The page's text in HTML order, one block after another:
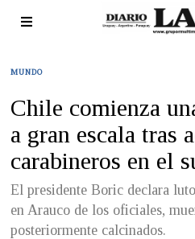
MUNDO
Chile comienza
a gran escala tras
carabineros en el
El presidente Boric declara
en Arauco de los oficiales,
posteriormente calcinados.